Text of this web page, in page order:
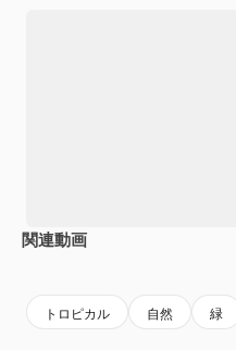
関連動画
トロピカル 自然 緑